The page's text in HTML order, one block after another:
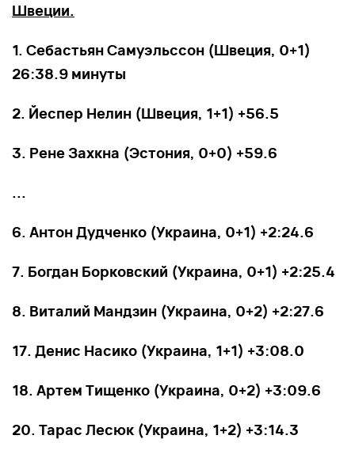
Швеции.
1. Себастьян Самуэльссон (Швеция, 0+1)
26:38.9 минуты
2. Йеспер Нелин (Швеция, 1+1) +56.5
3. Рене Захкна (Эстония, 0+0) +59.6
...
6. Антон Дудченко (Украина, 0+1) +2:24.6
7. Богдан Борковский (Украина, 0+1) +2:25.4
8. Виталий Мандзин (Украина, 0+2) +2:27.6
17. Денис Насико (Украина, 1+1) +3:08.0
18. Артем Тищенко (Украина, 0+2) +3:09.6
20. Тарас Лесюк (Украина, 1+2) +3:14.3